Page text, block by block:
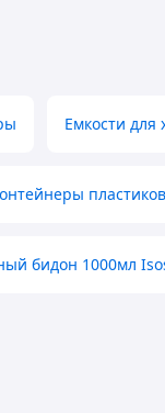
Емкости для
бидон 1000мл